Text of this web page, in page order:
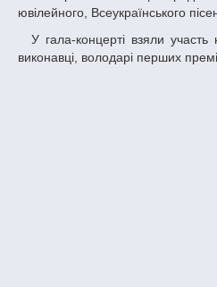
ювілейного, Всеукраїнського
У гала-концерті взяли участь не лише переможці 2021 року, а й лауреати минулих років. До Палацу студентів завітали колективи та
виконавці, володарі перших